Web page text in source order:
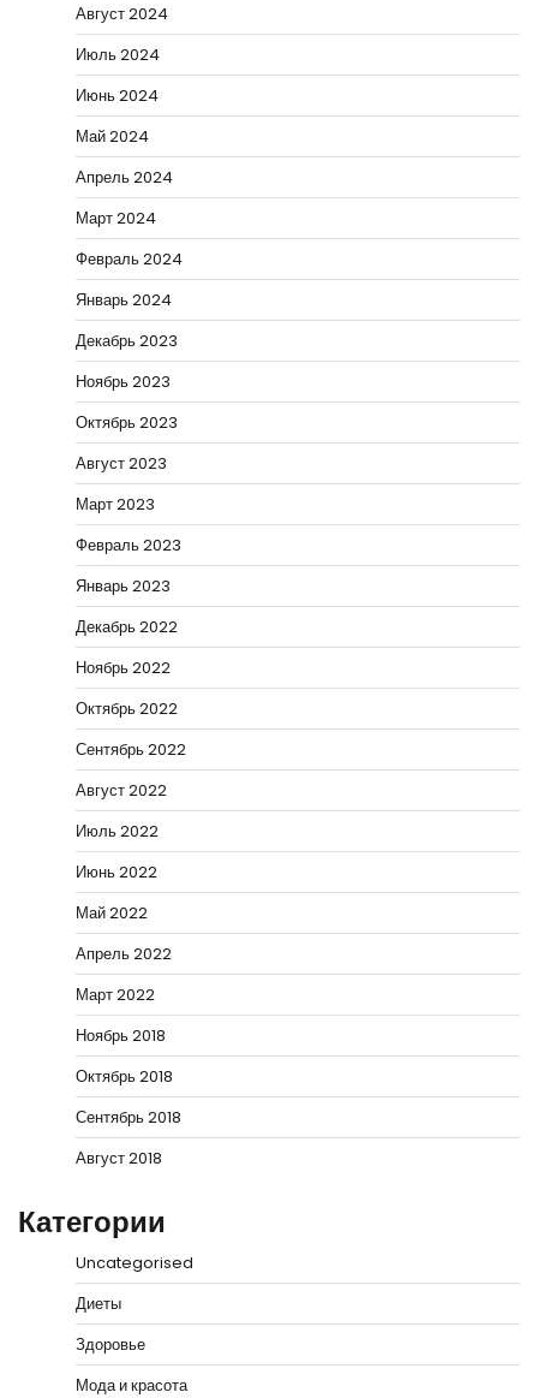
Август 2024
Июль 2024
Июнь 2024
Май 2024
Апрель 2024
Март 2024
Февраль 2024
Январь 2024
Декабрь 2023
Ноябрь 2023
Октябрь 2023
Август 2023
Март 2023
Февраль 2023
Январь 2023
Декабрь 2022
Ноябрь 2022
Октябрь 2022
Сентябрь 2022
Август 2022
Июль 2022
Июнь 2022
Май 2022
Апрель 2022
Март 2022
Ноябрь 2018
Октябрь 2018
Сентябрь 2018
Август 2018
Категории
Uncategorised
Диеты
Здоровье
Мода и красота